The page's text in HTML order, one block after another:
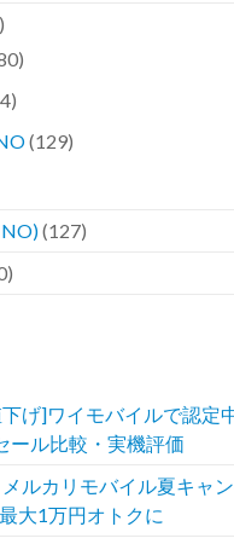
(129)
(127)
げ]ワイモバイルで認定
ール比較・実機評価
ルカリモバイル夏キャ
大1万円オトクに